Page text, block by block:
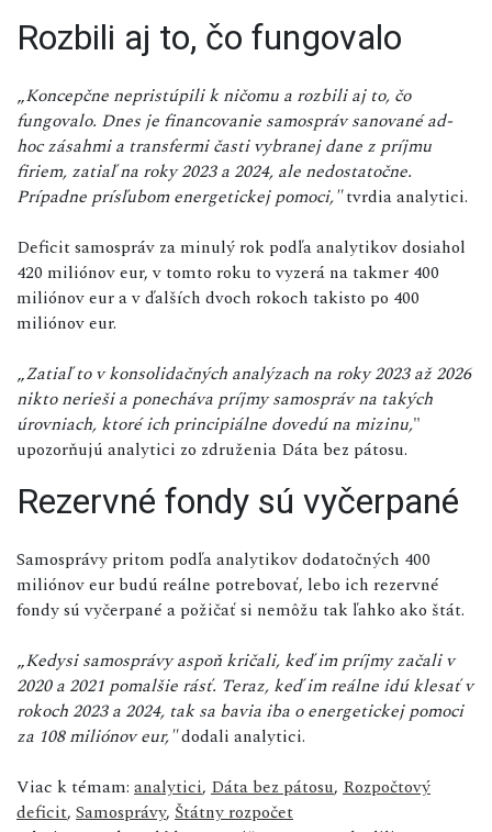
Rozbili aj to, čo fungovalo
„Koncepčne nepristúpili k ničomu a rozbili aj to, čo
fungovalo. Dnes je financovanie samospráv sanované ad-
hoc zásahmi a transfermi časti vybranej dane z príjmu
firiem, zatiaľ na roky 2023 a 2024, ale nedostatočne.
Prípadne prísľubom energetickej pomoci,"tvrdia analytici.
Deficit samospráv za minulý rok podľa analytikov dosiahol
420 miliónov eur, v tomto roku to vyzerá na takmer 400
miliónov eur a v ďalších dvoch rokoch takisto po 400
miliónov eur.
„Zatiaľ to v konsolidačných analýzach na roky 2023 až 2026
nikto nerieši a ponecháva príjmy samospráv na takých
úrovniach, ktoré ich principiálne dovedú na mizinu,"
upozorňujú analytici zo združenia Dáta bez pátosu.
Rezervné fondy sú vyčerpané
Samosprávy pritom podľa analytikov dodatočných 400
miliónov eur budú reálne potrebovať, lebo ich rezervné
fondy sú vyčerpané a požičať si nemôžu tak ľahko ako štát.
„Kedysi samosprávy aspoň kričali, keď im príjmy začali v
2020 a 2021 pomalšie rásť. Teraz, keď im reálne idú klesať v
rokoch 2023 a 2024, tak sa bavia iba o energetickej pomoci
za 108 miliónov eur,"dodali analytici.
Viac k témam: analytici, Dáta bez pátosu, Rozpočtový
deficit, Samosprávy, Štátny rozpočet